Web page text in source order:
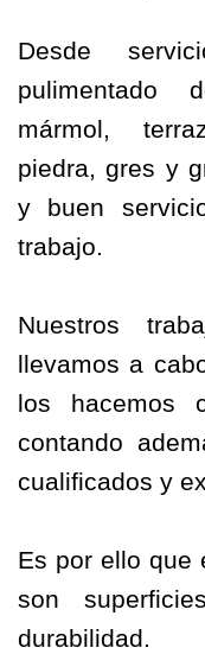
Desde
pulimentado
mármol,
piedra, gres y
y buen
trabajo.
Nuestros
llevamos a
los hacemos
contando
cualificados y
Es por ello que
son
durabilidad.